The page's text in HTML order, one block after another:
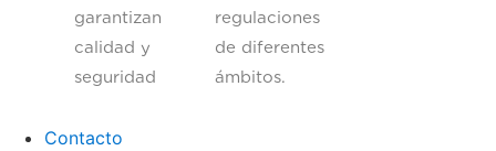
garantizan
calidad y
seguridad
regulaciones
de diferentes
ámbitos.
Contacto